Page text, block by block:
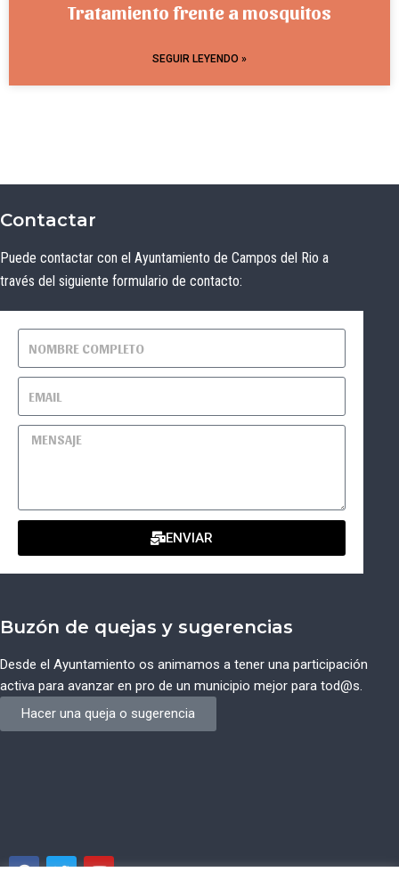
Tratamiento frente a mosquitos
SEGUIR LEYENDO »
Contactar
Puede contactar con el Ayuntamiento de Campos del Rio a
través del siguiente formulario de contacto:
ENVIAR
Buzón de quejas y sugerencias
Desde el Ayuntamiento os animamos a tener una participación
activa para avanzar en pro de un municipio mejor para tod@s.
Hacer una queja o sugerencia